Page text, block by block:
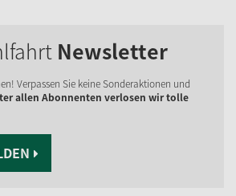
Newsletter
Verpassen Sie keine Sonderaktionen und
allen Abonnenten verlosen wir tolle